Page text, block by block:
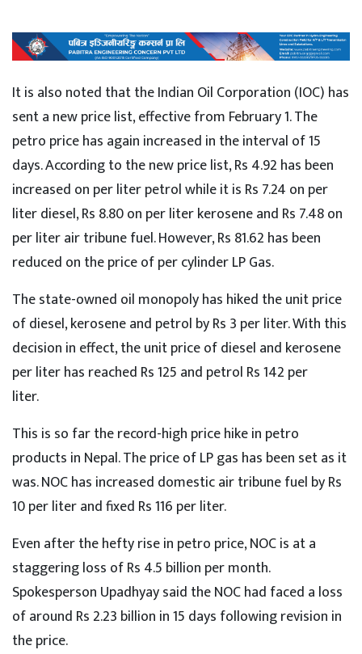
It is also noted that the Indian Oil Corporation (IOC) has
sent a new price list, effective from February 1. The
petro price has again increased in the interval of 15
days. According to the new price list, Rs 4.92 has been
increased on per liter petrol while it is Rs 7.24 on per
liter diesel, Rs 8.80 on per liter kerosene and Rs 7.48 on
per liter air tribune fuel. However, Rs 81.62 has been
reduced on the price of per cylinder LP Gas.
The state-owned oil monopoly has hiked the unit price
of diesel, kerosene and petrol by Rs 3 per liter. With this
decision in effect, the unit price of diesel and kerosene
per liter has reached Rs 125 and petrol Rs 142 per
liter.
This is so far the record-high price hike in petro
products in Nepal. The price of LP gas has been set as it
was. NOC has increased domestic air tribune fuel by Rs
10 per liter and fixed Rs 116 per liter.
Even after the hefty rise in petro price, NOC is at a
staggering loss of Rs 4.5 billion per month.
Spokesperson Upadhyay said the NOC had faced a loss
of around Rs 2.23 billion in 15 days following revision in
the price.